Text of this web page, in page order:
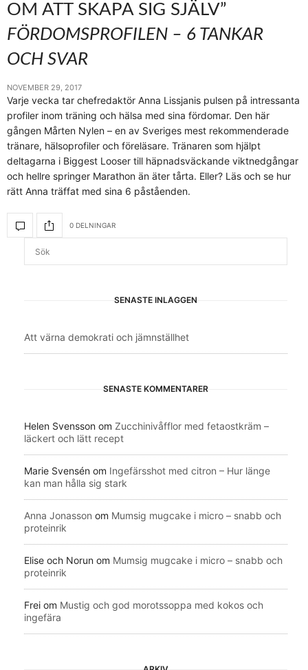
OM ATT SKAPA SIG SJÄLV”
FÖRDOMSPROFILEN – 6 TANKAR
OCH SVAR
NOVEMBER 29, 2017
Varje vecka tar chefredaktör Anna Lissjanis pulsen på intressanta
profiler inom träning och hälsa med sina fördomar. Den här
gången Mårten Nylen – en av Sveriges mest rekommenderade
tränare, hälsoprofiler och föreläsare. Tränaren som hjälpt
deltagarna i Biggest Looser till häpnadsväckande viktnedgångar
och hellre springer Marathon än äter tårta. Eller? Läs och se hur
rätt Anna träffat med sina 6 påståenden.
0 DELNINGAR
SENASTE INLÄGGEN
Att värna demokrati och jämnställhet
SENASTE KOMMENTARER
Helen Svensson om Zucchinivåfflor med fetaostkräm –
läckert och lätt recept
Marie Svensén om Ingefärsshot med citron – Hur länge
kan man hålla sig stark
Anna Jonasson om Mumsig mugcake i micro – snabb och
proteinrik
Elise och Norun om Mumsig mugcake i micro – snabb och
proteinrik
Frei om Mustig och god morotssoppa med kokos och
ingefära